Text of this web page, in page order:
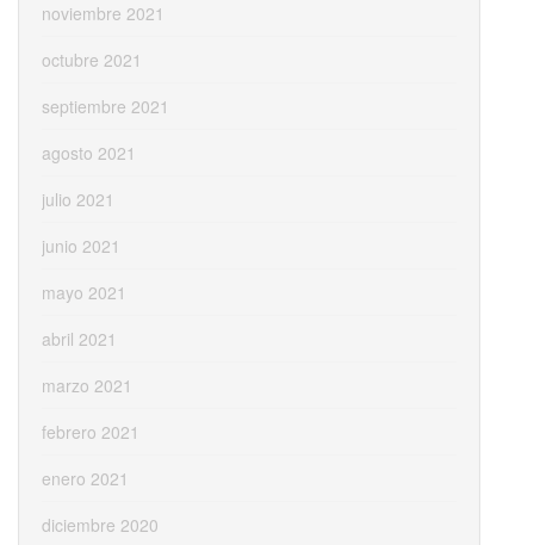
noviembre 2021
octubre 2021
septiembre 2021
agosto 2021
julio 2021
junio 2021
mayo 2021
abril 2021
marzo 2021
febrero 2021
enero 2021
diciembre 2020